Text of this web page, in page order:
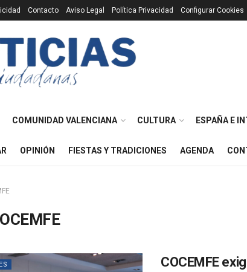
Contacto Aviso Legal Política Privacidad Configurar Cookies
COMUNIDAD VALENCIANA CULTURA ESPAÑA E
OPINIÓN FIESTAS Y TRADICIONES AGENDA
COCEMFE